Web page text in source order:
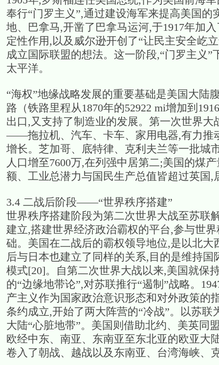
奉行“门罗主义”,通过建设海军来提高美国
地、巴拿马,开凿了巴拿马运河,于1917年加
定性作用,以及威尔逊开创了“让民主安全屹
成立国际联盟的想法。这一阶段,“门罗主义
太平洋。
“海权”地缘战略发展的重要基础是美国大陆
路（铁路里程从1870年的52922 mi增加到
出口,又支持了制造业的发展。第一次世界
——拖拉机、汽车、卡车、家用电器,有力推
增长。芝加哥、底特律、克利夫兰等一批城
人口增至7600万,在列强中居第二;美国的煤
额、工业总潜力与国民生产总值皆超过英国
3.4 二战后阶段——“世界秩序搭建”
世界秩序搭建阶段为第二次世界大战至苏联
建立,搭建世界经济政治霸权的平台,参与世
础。美国在二战后的霸权领导地位,是以北
后与日本也建立了同样的关系,目的是维持
模式[20]。自第二次世界大战以来,美国就保
的“边缘地带论”,对苏联推行“遏制”战略。
产主义作为国家政治意识形态和对外政策的
条约成立,开始了两大阵营的“冷战”。以苏
大陆“心脏地带”。美国则借助北约、美英同
欧经中东、南亚、东南亚至东北亚的欧亚大
卷入了朝战、越战以及东南亚、台湾海峡、